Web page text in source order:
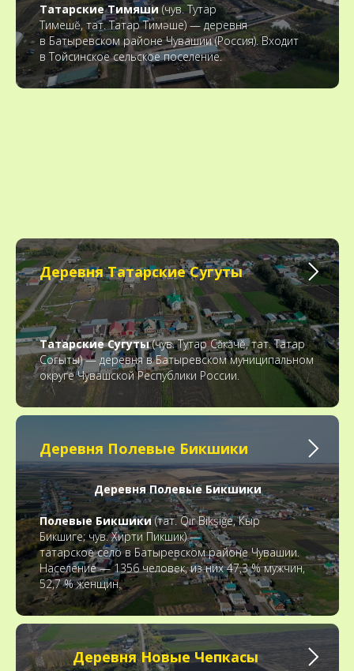
Татарские Тимяши(чув. Тутар
Тимешĕ, тат. Татар Тимәше) — деревня
в Батыревском районе Чувашии (Россия). Входит
в Тойсинское сельское поселение.
Деревня Татарские Сугуты
Татарские Сугуты(чув. Тутар Сăкăчĕ, тат. Татар
Согыты) — деревня в Батыревском муниципальном
округе Чувашской Республики России.
Деревня Полевые Бикшики
Деревня Полевые Бикшики
Полевые Бикшики(тат. Qır Bikşiğe, Кыр
Бикшиге; чув. Хирти Пикшик) —
татарское село в Батыревском районе Чувашии.
Население — 1356 человек, из них 47,3 % мужчин,
52,7 % женщин.
Деревня Новые Чепкасы